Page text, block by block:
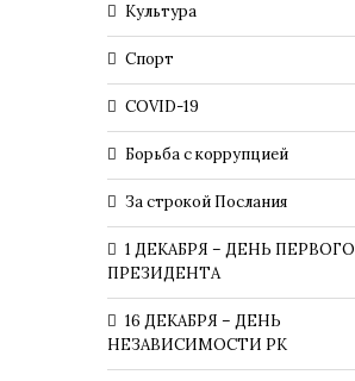
Культура
Спорт
COVID-19
Борьба с коррупцией
За строкой Послания
1 ДЕКАБРЯ – ДЕНЬ ПЕРВОГО
ПРЕЗИДЕНТА
16 ДЕКАБРЯ – ДЕНЬ
НЕЗАВИСИМОСТИ РК